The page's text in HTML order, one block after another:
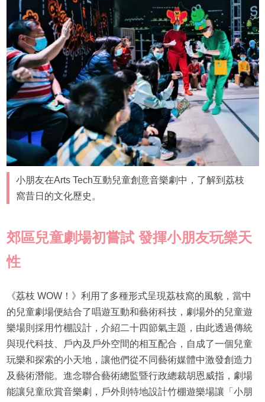
小朋友在Arts Tech互動兒童創意音樂劇中，了解到荔枝
窩昔日的文化歷史。
郊區兒童劇場初嘗試 發揮小朋友玩樂天
性
《荔枝 WOW！》利用了多種形式呈現荔枝窩的風貌，當中
的兒童劇場便結合了唱遊互動和藝術科技，劇場外的兒童遊
樂場則採用竹棚設計，介紹二十四節氣主題，由此透過傳統
與現代科技、戶內及戶外空間的相互配合，自成了一個兒童
玩樂和探索的小天地，讓他們從不同藝術媒體中激發創造力
及藝術潛能。進念聯合藝術總監暨行政總裁胡恩威指，劇場
能讓兒童欣賞音樂劇，戶外則特地設計竹棚遊樂場讓「小朋